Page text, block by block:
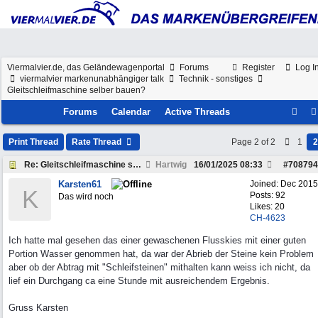
Register Log
Viermalvier.de, das Geländewagenportal
Forums
viermalvier markenunabhängiger talk
Technik - sonstiges
Gleitschleifmaschine selber bauen?
Forums Calendar Active Threads
Print Thread Rate Thread Page 2 of 2 1 2
Re: Gleitschleifmaschine selber bauen? Hartwig #708794
16/01/2025 08:33
Joined: Dec 2015
Posts: 92
Likes: 20
CH-4623
K
Karsten61
Das wird noch
Ich hatte mal gesehen das einer gewaschenen Flusskies mit einer guten
Portion Wasser genommen hat, da war der Abrieb der Steine kein Problem
aber ob der Abtrag mit "Schleifsteinen" mithalten kann weiss ich nicht, da
lief ein Durchgang ca eine Stunde mit ausreichendem Ergebnis.
Gruss Karsten